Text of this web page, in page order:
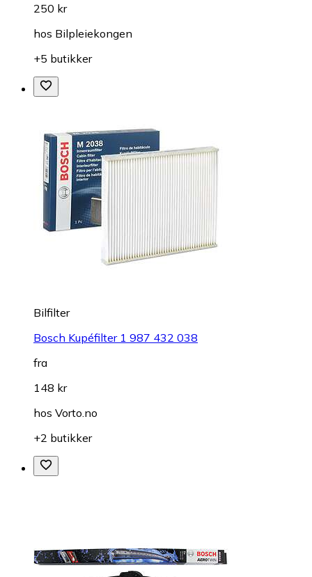
250 kr
hos Bilpleiekongen
+5 butikker
Bilfilter
Bosch Kupéfilter 1 987 432 038
fra
148 kr
hos Vorto.no
+2 butikker